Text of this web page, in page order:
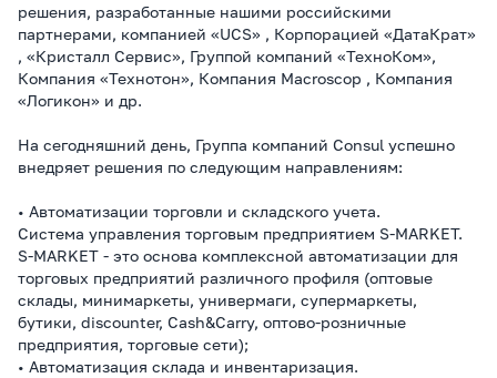
решения, разработанные нашими российскими
партнерами, компанией «UCS» , Корпорацией «ДатаКрат»
, «Кристалл Сервис», Группой компаний «ТехноКом»,
Компания «Технотон», Компания Macroscop , Компания
«Логикон» и др.
На сегодняшний день, Группа компаний Consul успешно
внедряет решения по следующим направлениям:
• Автоматизации торговли и складского учета.
Система управления торговым предприятием S-MARKET.
S-MARKET - это основа комплексной автоматизации для
торговых предприятий различного профиля (оптовые
склады, минимаркеты, универмаги, супермаркеты,
бутики, discounter, Cash&Carry, оптово-розничные
предприятия, торговые сети);
• Автоматизация склада и инвентаризация.